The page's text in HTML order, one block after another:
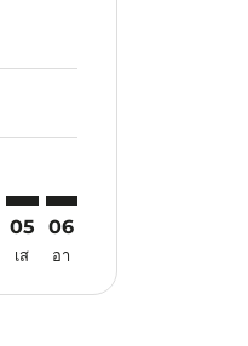
อเสนอ
หาข้อเสนอ
ค้นหาข้อเสนอ
ค้นหาข้อเสนอ
disclaimer. ค้นหาข้อเสนอ
disclaimer. ค้นหาข้อเ
05
เส
06
อา